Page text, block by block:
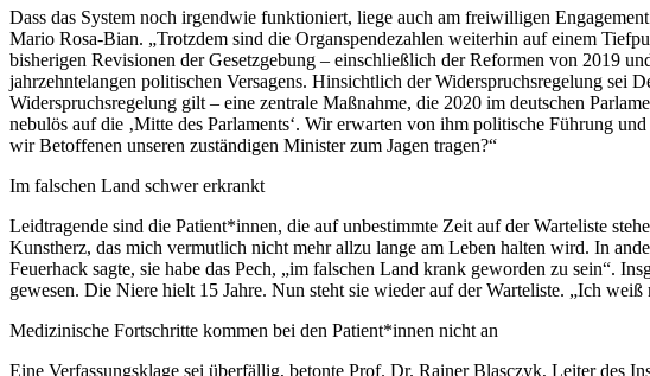
Dass das System noch irgendwie funktioniert, liege auch am freiwilligen
Mario Rosa-Bian. „Trotzdem sind die Organspendezahlen weiterhin auf einem
bisherigen Revisionen der Gesetzgebung – einschließlich der Reformen von 2019
jahrzehntelangen politischen Versagens. Hinsichtlich der Widerspruchsregelung sei
Widerspruchsregelung gilt – eine zentrale Maßnahme, die 2020 im deutschen
nebulös auf die ‚Mitte des Parlaments‘. Wir erwarten von ihm politische Führung
wir Betoffenen unseren zuständigen Minister zum Jagen tragen?“
Im falschen Land schwer erkrankt
Leidtragende sind die Patient*innen, die auf unbestimmte Zeit auf der Warteliste
Kunstherz, das mich vermutlich nicht mehr allzu lange am Leben halten wird. In
Feuerhack sagte, sie habe das Pech, „im falschen Land krank geworden zu sein“.
gewesen. Die Niere hielt 15 Jahre. Nun steht sie wieder auf der Warteliste. „Ich
Medizinische Fortschritte kommen bei den Patient*innen nicht an
Eine Verfassungsklage sei überfällig, betonte Prof. Dr. Rainer Blasczyk, Leiter des